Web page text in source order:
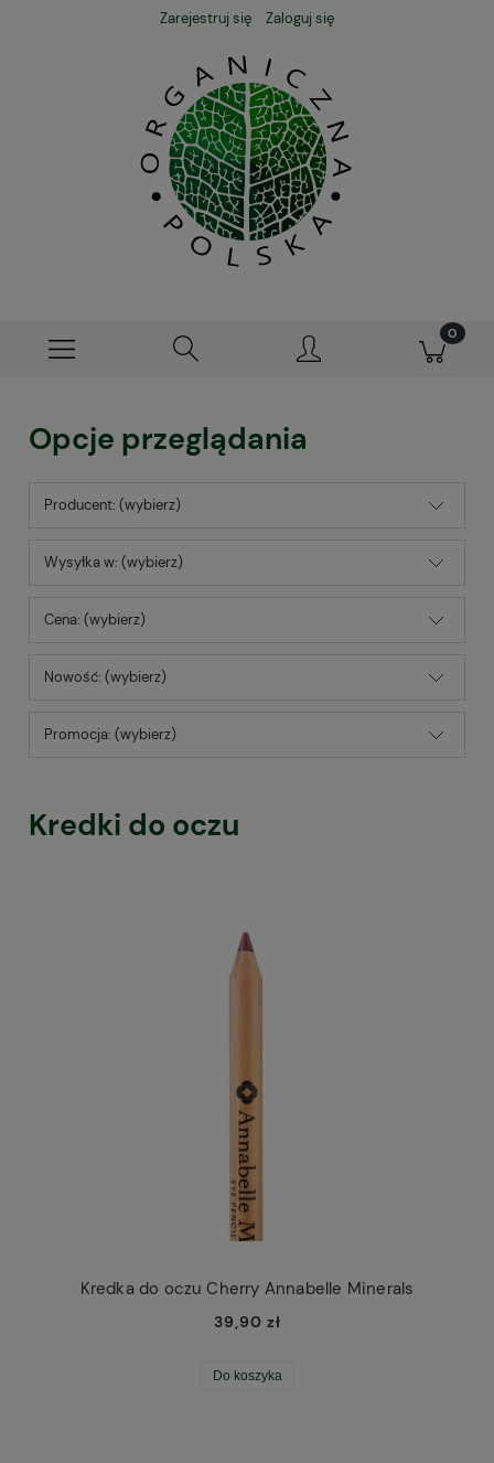
Zarejestruj się Zaloguj się
Opcje przeglądania
Producent: (wybierz)
Wysyłka w: (wybierz)
Cena: (wybierz)
Nowość: (wybierz)
Promocja: (wybierz)
Kredki do oczu
Kredka do oczu Cherry Annabelle Minerals
39,90 zł
Do koszyka